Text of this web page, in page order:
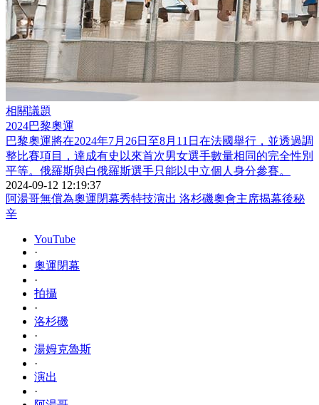
相關議題
2024巴黎奧運
巴黎奧運將在2024年7月26日至8月11日在法國舉行，並透過調
整比賽項目，達成有史以來首次男女選手數量相同的完全性別
平等。俄羅斯與白俄羅斯選手只能以中立個人身分參賽。
2024-09-12 12:19:37
阿湯哥無償為奧運閉幕秀特技演出 洛杉磯奧會主席揭幕後秘
辛
YouTube
·
奧運閉幕
·
拍攝
·
洛杉磯
·
湯姆克魯斯
·
演出
·